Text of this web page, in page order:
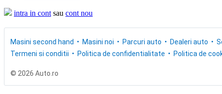
intra in cont sau cont nou
Masini second hand Masini noi Parcuri auto Dealeri auto
Termeni si conditii
Politica de confidentialitate Politica de
© 2026 Auto.ro